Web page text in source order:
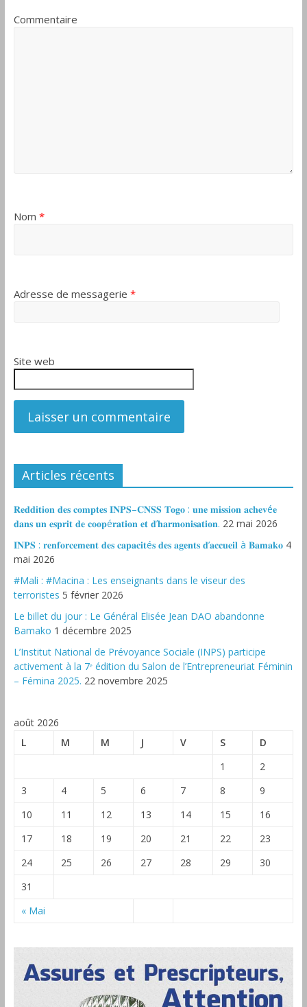
Commentaire
Nom *
Adresse de messagerie *
Site web
Articles récents
𝐑𝐞𝐝𝐝𝐢𝐭𝐢𝐨𝐧 𝐝𝐞𝐬 𝐜𝐨𝐦𝐩𝐭𝐞𝐬 𝐈𝐍𝐏𝐒–𝐂𝐍𝐒𝐒 𝐓𝐨𝐠𝐨 : 𝐮𝐧𝐞 𝐦𝐢𝐬𝐬𝐢𝐨𝐧 𝐚𝐜𝐡𝐞𝐯é𝐞
𝐝𝐚𝐧𝐬 𝐮𝐧 𝐞𝐬𝐩𝐫𝐢𝐭 𝐝𝐞 𝐜𝐨𝐨𝐩é𝐫𝐚𝐭𝐢𝐨𝐧 𝐞𝐭 𝐝’𝐡𝐚𝐫𝐦𝐨𝐧𝐢𝐬𝐚𝐭𝐢𝐨𝐧. 22 mai 2026
𝐈𝐍𝐏𝐒 : 𝐫𝐞𝐧𝐟𝐨𝐫𝐜𝐞𝐦𝐞𝐧𝐭 𝐝𝐞𝐬 𝐜𝐚𝐩𝐚𝐜𝐢𝐭é𝐬 𝐝𝐞𝐬 𝐚𝐠𝐞𝐧𝐭𝐬 𝐝’𝐚𝐜𝐜𝐮𝐞𝐢𝐥 à 𝐁𝐚𝐦𝐚𝐤𝐨 4
mai 2026
#Mali : #Macina : Les enseignants dans le viseur des
terroristes 5 février 2026
‎Le billet du jour : Le Général Elisée Jean DAO abandonne
Bamako 1 décembre 2025
L’Institut National de Prévoyance Sociale (INPS) participe
activement à la 7ᵉ édition du Salon de l’Entrepreneuriat Féminin
– Fémina 2025. 22 novembre 2025
août 2026
L
M M J V S D
« Mai
1
2
3
4 5 6 7 8
9
10
11 12 13 14 15
16
17
18 19 20 21 22
23
24
25 26 27 28 29
30
31